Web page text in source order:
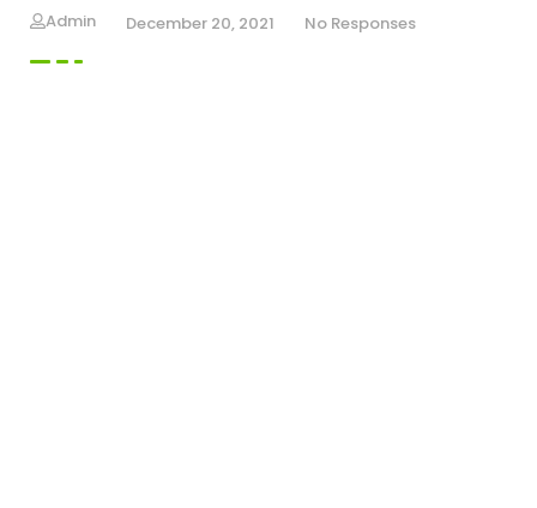
Admin December 20, 2021 No Responses